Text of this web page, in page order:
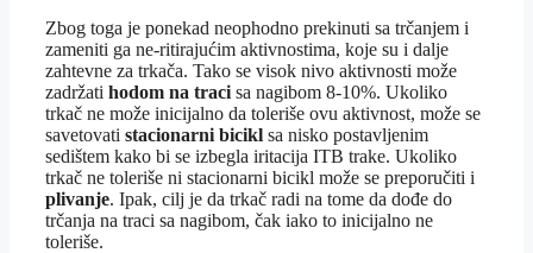
Zbog toga je ponekad neophodno prekinuti sa trčanjem i
zameniti ga ne-ritirajućim aktivnostima, koje su i dalje
zahtevne za trkača. Tako se visok nivo aktivnosti može
zadržati hodom na traci sa nagibom 8-10%. Ukoliko
trkač ne može inicijalno da toleriše ovu aktivnost, može se
savetovati stacionarni bicikl sa nisko postavljenim
sedištem kako bi se izbegla iritacija ITB trake. Ukoliko
trkač ne toleriše ni stacionarni bicikl može se preporučiti i
plivanje. Ipak, cilj je da trkač radi na tome da dođe do
trčanja na traci sa nagibom, čak iako to inicijalno ne
toleriše.